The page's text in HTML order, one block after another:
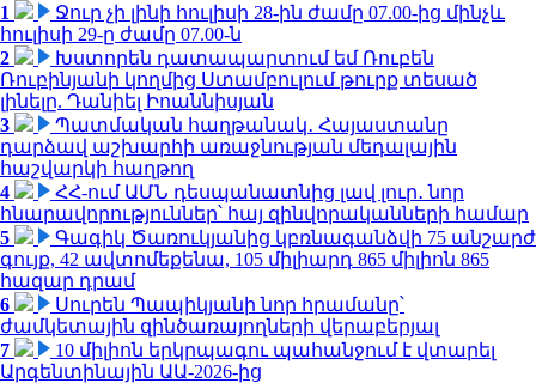
1
Ջուր չի լինի հուլիսի 28-ին ժամը 07.00-ից մինչև
հուլիսի 29-ը ժամը 07.00-ն
2
Խստորեն դատապարտում եմ Ռուբեն
Ռուբինյանի կողմից Ստամբուլում թուրք տեսած
լինելը. Դանիել Իոաննիսյան
3
Պատմական հաղթանակ․ Հայաստանը
դարձավ աշխարհի առաջնության մեդալային
հաշվարկի հաղթող
4
ՀՀ-ում ԱՄՆ դեսպանատնից լավ լուր․ նոր
հնարավորություններ՝ հայ զինվորականների համար
5
Գագիկ Ծառուկյանից կբռնագանձվի 75 անշարժ
գույք, 42 ավտոմեքենա, 105 միլիարդ 865 միլիոն 865
հազար դրամ
6
Սուրեն Պապիկյանի նոր հրամանը՝
ժամկետային զինծառայողների վերաբերյալ
7
10 միլիոն երկրպագու պահանջում է վտարել
Արգենտինային ԱԱ-2026-ից